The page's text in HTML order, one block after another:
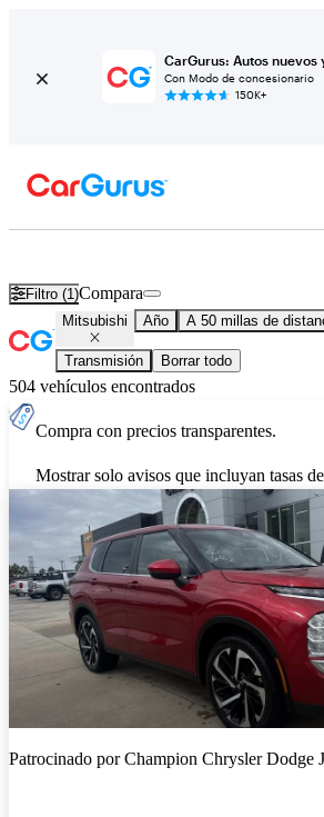
CarGurus: Autos nuevos
Con Modo de concesionario
150K+
Filtro (1)Compara
Mitsubishi Año A 50 millas de
Transmisión Borrar todo
504 vehículos encontrados
Compra con precios transparentes.
Mostrar solo avisos que incluyan tasas
Patrocinado porChampion Chrysler Dodge